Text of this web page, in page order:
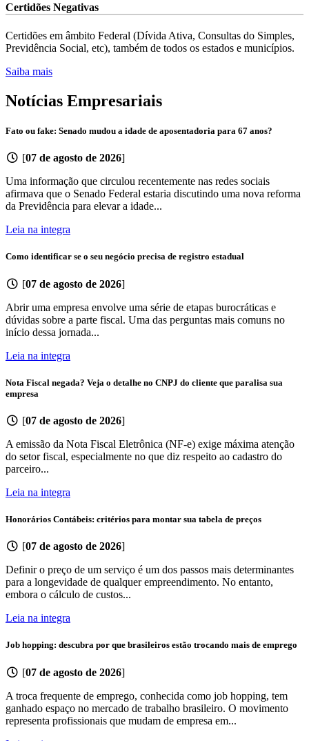
Certidões Negativas
Certidões em âmbito Federal (Dívida Ativa, Consultas do Simples,
Previdência Social, etc), também de todos os estados e municípios.
Saiba mais
Notícias Empresariais
Fato ou fake: Senado mudou a idade de aposentadoria para 67 anos?
[07 de agosto de 2026]
Uma informação que circulou recentemente nas redes sociais
afirmava que o Senado Federal estaria discutindo uma nova reforma
da Previdência para elevar a idade...
Leia na integra
Como identificar se o seu negócio precisa de registro estadual
[07 de agosto de 2026]
Abrir uma empresa envolve uma série de etapas burocráticas e
dúvidas sobre a parte fiscal. Uma das perguntas mais comuns no
início dessa jornada...
Leia na integra
Nota Fiscal negada? Veja o detalhe no CNPJ do cliente que paralisa sua
empresa
[07 de agosto de 2026]
A emissão da Nota Fiscal Eletrônica (NF-e) exige máxima atenção
do setor fiscal, especialmente no que diz respeito ao cadastro do
parceiro...
Leia na integra
Honorários Contábeis: critérios para montar sua tabela de preços
[07 de agosto de 2026]
Definir o preço de um serviço é um dos passos mais determinantes
para a longevidade de qualquer empreendimento. No entanto,
embora o cálculo de custos...
Leia na integra
Job hopping: descubra por que brasileiros estão trocando mais de emprego
[07 de agosto de 2026]
A troca frequente de emprego, conhecida como job hopping, tem
ganhado espaço no mercado de trabalho brasileiro. O movimento
representa profissionais que mudam de empresa em...